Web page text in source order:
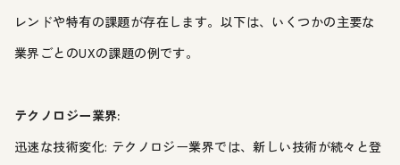
レンドや特有の課題が存在します。以下は、いくつかの主要な
業界ごとのUXの課題の例です。
テクノロジー業界:
迅速な技術変化: テクノロジー業界では、新しい技術が続々と登